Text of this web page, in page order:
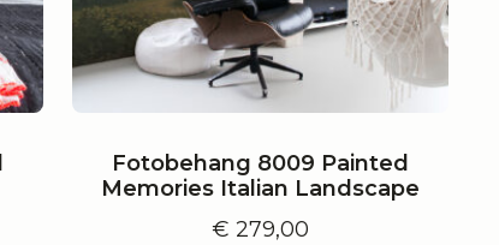
Fotobehang 8009 Painted
Memories Italian Landscape
€ 279,00